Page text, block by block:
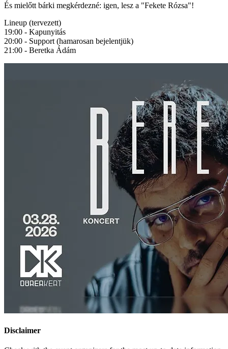
És mielőtt bárki megkérdezné: igen, lesz a "Fekete Rózsa"!
Lineup (tervezett)
19:00 - Kapunyitás
20:00 - Support (hamarosan bejelentjük)
21:00 - Beretka Ádám
Disclaimer